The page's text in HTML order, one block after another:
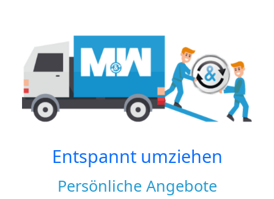
Entspannt umziehen
Persönliche Angebote